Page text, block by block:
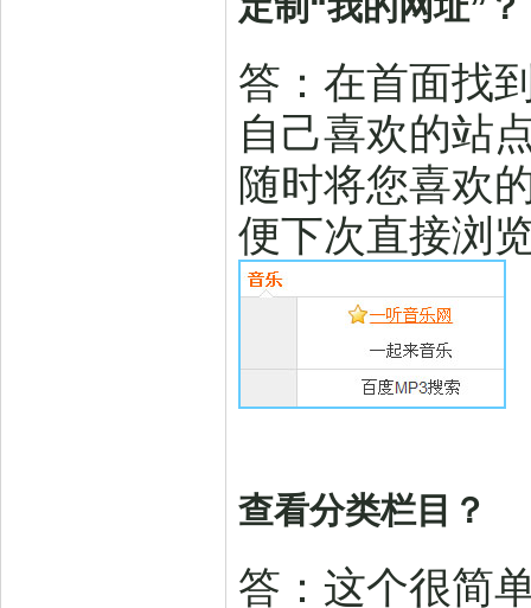
答：在首面找
自己喜欢的站
随时将您喜欢
便下次直接浏
查看分类栏目？
答：这个很简